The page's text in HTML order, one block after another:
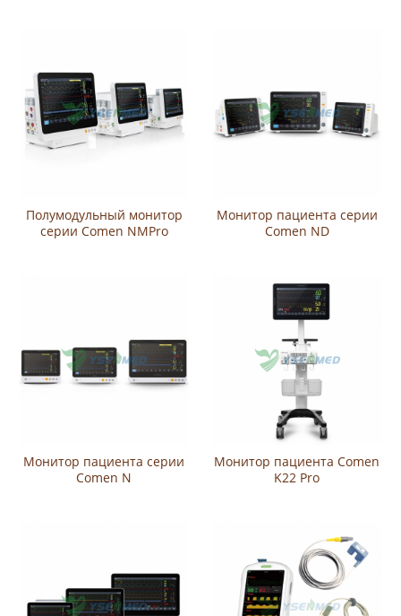
Полумодульный монитор
серии Comen NMPro
Монитор пациента серии
Comen ND
Монитор пациента серии
Comen N
Монитор пациента Comen
K22 Pro